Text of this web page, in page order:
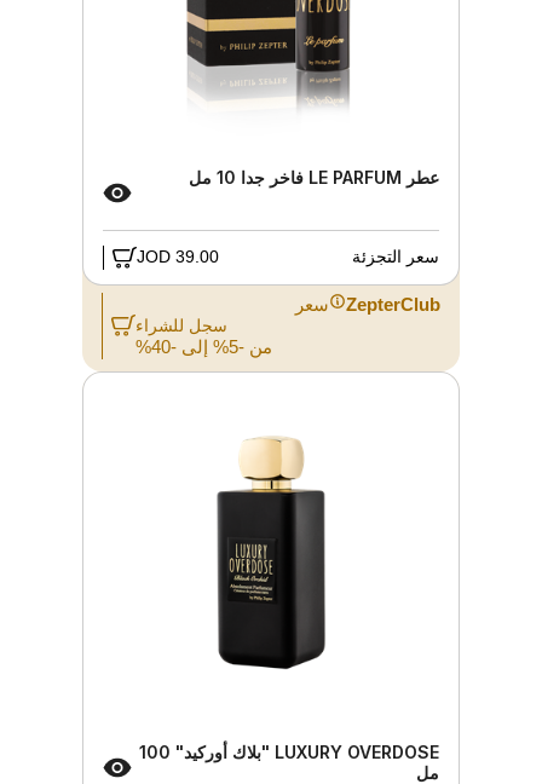
عطر LE PARFUM فاخر جدا 10 مل
سعر التجزئة 39.00 JOD
ZepterClub سعر
سجل للشراء
من -5% إلى -40%
LUXURY OVERDOSE "بلاك أوركيد" 100
مل